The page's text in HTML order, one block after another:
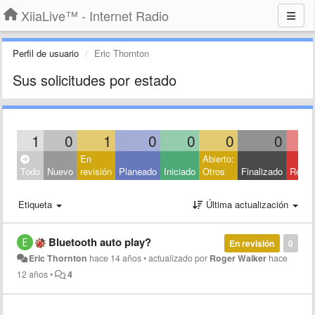
XiiaLive™ - Internet Radio
Perfil de usuario Eric Thornton
Sus solicitudes por estado
1 0 1 0 0 0 0
Todo Nuevo
En
revisión Planeado Iniciado
Abierto:
Otros
Finalizado
Etiqueta Última actualización
0
En revisión
Bluetooth auto play?
Eric Thornton hace 14 años•actualizado por Roger Walker hace
12 años• 4